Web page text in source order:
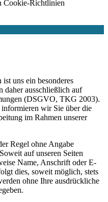
Cookie-Richtlinien
uns ein besonderes
daher ausschließlich auf
(DSGVO, TKG 2003).
wir Sie über die
im Rahmen unserer
Regel ohne Angabe
auf unseren Seiten
Name, Anschrift oder E-
dies, soweit möglich, stets
ohne Ihre ausdrückliche